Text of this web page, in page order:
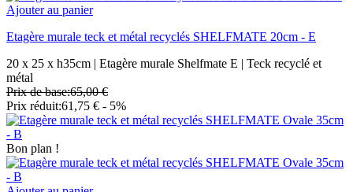
Ajouter au panier
Etagère murale teck et métal recyclés SHELFMATE 20cm - E
20 x 25 x h35cm | Etagère murale Shelfmate E | Teck recyclé et
métal
Prix de base:65,00 €
Prix réduit:61,75 € - 5%
Bon plan !